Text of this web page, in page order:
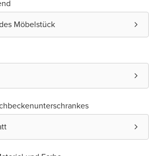
Möbelstück